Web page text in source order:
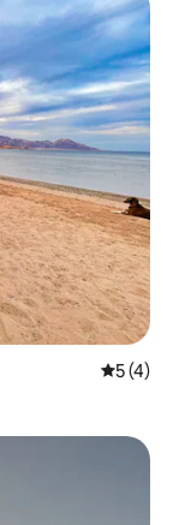
Vidutinis
5 (4)